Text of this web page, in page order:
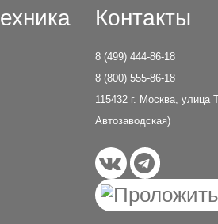
Контакты
8 (499) 444-86-18
8 (800) 555-86-18
115432 г. Москва, улица
Автозаводская)